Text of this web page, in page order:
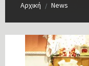
Αρχική / News